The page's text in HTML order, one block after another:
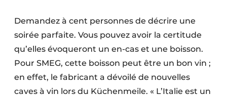
Demandez à cent personnes de décrire une
soirée parfaite. Vous pouvez avoir la certitude
qu’elles évoqueront un en-cas et une boisson.
Pour SMEG, cette boisson peut être un bon vin ;
en effet, le fabricant a dévoilé de nouvelles
caves à vin lors du Küchenmeile. « L’Italie est un